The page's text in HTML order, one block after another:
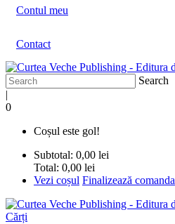
Contul meu
Contact
Search
|
0
Coșul este gol!
Subtotal: 0,00 lei
Total: 0,00 lei
Vezi coșul Finalizează comanda
Cărți